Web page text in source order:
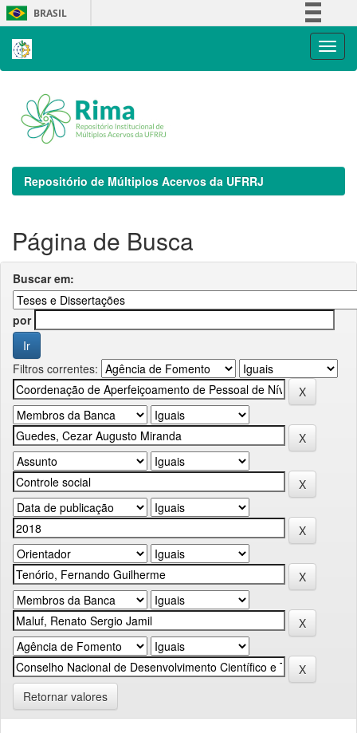
Skip
navigation
BRASIL
Repositório de Múltiplos Acervos da UFRRJ
Página de Busca
Buscar em:
por
Filtros correntes:
Retornar valores